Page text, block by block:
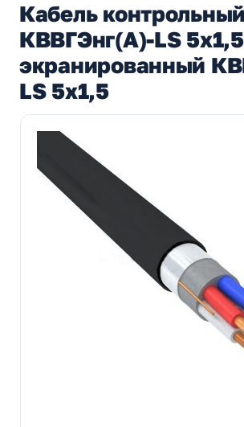
Кабель контрольный
КВВГЭнг(А)-LS 5х1,5
экранированный
LS 5х1,5